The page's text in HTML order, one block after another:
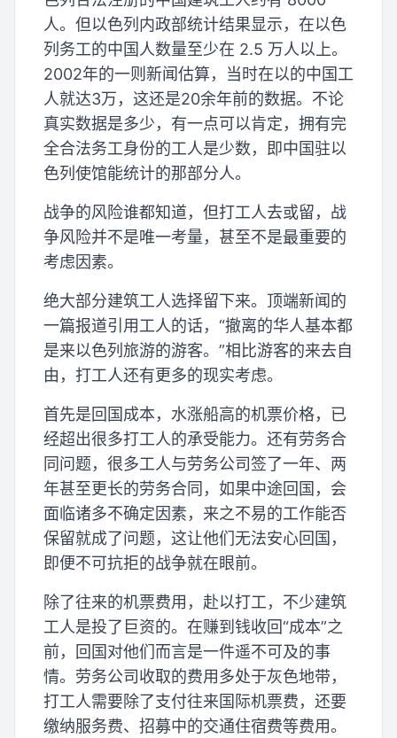
人。但以色列内政部统计结果显示，在以色
列务工的中国人数量至少在 2.5 万人以上。
2002年的一则新闻估算，当时在以的中国工
人就达3万，这还是20余年前的数据。不论
真实数据是多少，有一点可以肯定，拥有完
全合法务工身份的工人是少数，即中国驻以
色列使馆能统计的那部分人。
战争的风险谁都知道，但打工人去或留，战
争风险并不是唯一考量，甚至不是最重要的
考虑因素。
绝大部分建筑工人选择留下来。顶端新闻的
一篇报道引用工人的话，“撤离的华人基本都
是来以色列旅游的游客。”相比游客的来去自
由，打工人还有更多的现实考虑。
首先是回国成本，水涨船高的机票价格，已
经超出很多打工人的承受能力。还有劳务合
同问题，很多工人与劳务公司签了一年、两
年甚至更长的劳务合同，如果中途回国，会
面临诸多不确定因素，来之不易的工作能否
保留就成了问题，这让他们无法安心回国，
即便不可抗拒的战争就在眼前。
除了往来的机票费用，赴以打工，不少建筑
工人是投了巨资的。在赚到钱收回“成本”之
前，回国对他们而言是一件遥不可及的事
情。劳务公司收取的费用多处于灰色地带，
打工人需要除了支付往来国际机票费，还要
缴纳服务费、招募中的交通住宿费等费用。